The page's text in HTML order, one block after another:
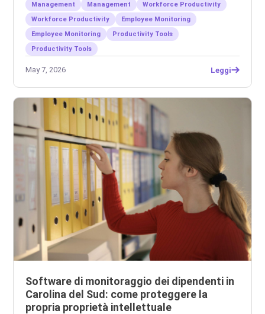
Management Management
Workforce Productivity
Workforce Productivity
Employee Monitoring
Employee Monitoring
Productivity Tools
Productivity Tools
May 7, 2026 Leggi
Software di monitoraggio dei dipendenti in
Carolina del Sud: come proteggere la
propria proprietà intellettuale